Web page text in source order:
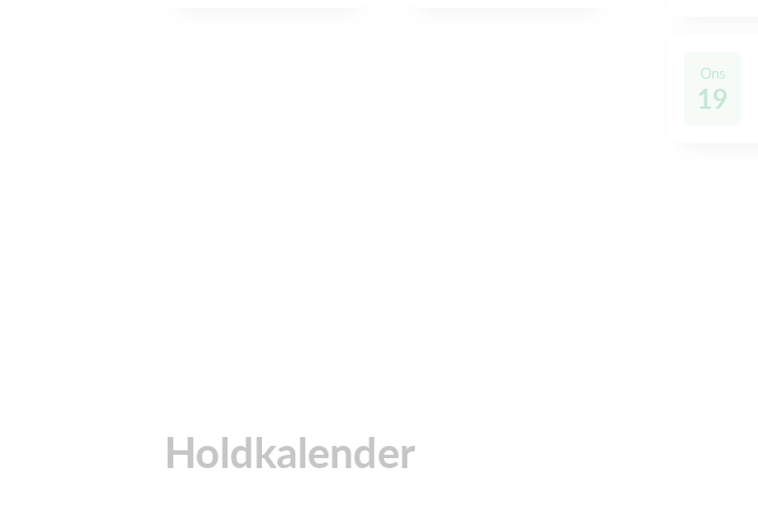
Ons
19
Holdkalender